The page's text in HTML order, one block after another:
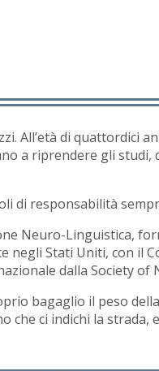
All’età di quattordici
a riprendere gli
di responsabilità
Neuro-Linguistica,
negli Stati Uniti, con il
dalla Society of
bagaglio il peso
ci indichi la strada,